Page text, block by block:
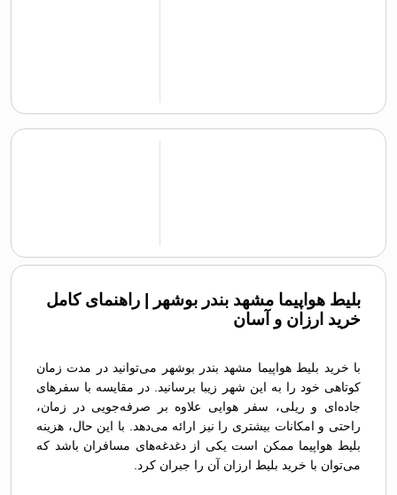
بلیط هواپیما مشهد بندر بوشهر | راهنمای کامل
خرید ارزان و آسان
با خرید بلیط هواپیما مشهد بندر بوشهر می‌توانید در مدت زمان
کوتاهی خود را به این شهر زیبا برسانید. در مقایسه با سفرهای
جاده‌ای و ریلی، سفر هوایی علاوه بر صرفه‌جویی در زمان،
راحتی و امکانات بیشتری را نیز ارائه می‌دهد. با این حال، هزینه
بلیط هواپیما ممکن است یکی از دغدغه‌های مسافران باشد که
می‌توان با خرید بلیط ارزان آن را جبران کرد.